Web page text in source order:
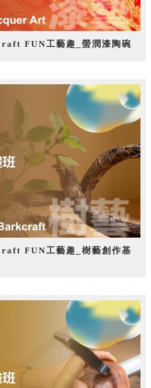
FUN工藝趣_螢潤漆陶碗
FUN工藝趣_樹藝創作基